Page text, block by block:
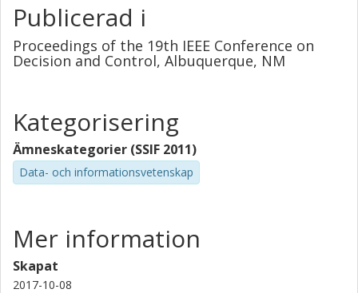
Publicerad i
Proceedings of the 19th IEEE Conference on
Decision and Control, Albuquerque, NM
Kategorisering
Ämneskategorier (SSIF 2011)
Data- och informationsvetenskap
Mer information
Skapat
2017-10-08